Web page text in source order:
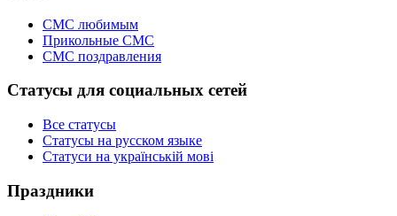
СМС любимым
Прикольные СМС
СМС поздравления
Статусы для социальных сетей
Все статусы
Статусы на русском языке
Статуси на українській мові
Праздники